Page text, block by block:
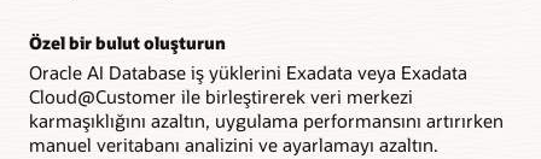
Özel bir bulut oluşturun
Oracle AI Database iş yüklerini Exadata veya Exadata
Cloud@Customer ile birleştirerek veri merkezi
karmaşıklığını azaltın, uygulama performansını artırırken
manuel veritabanı analizini ve ayarlamayı azaltın.